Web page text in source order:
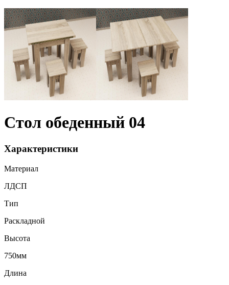
Стол обеденный 04
Характеристики
Материал
ЛДСП
Тип
Раскладной
Высота
750мм
Длина